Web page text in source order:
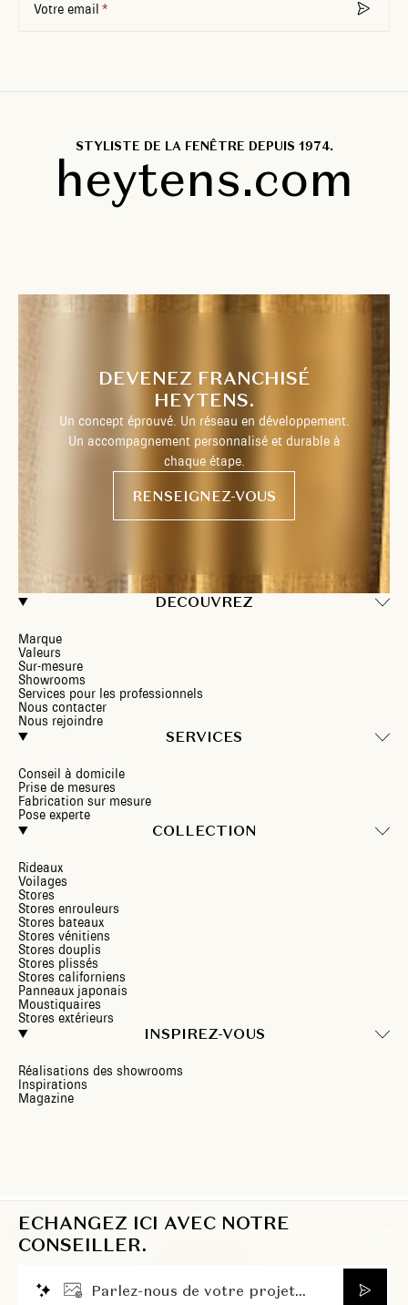
ECHANGEZ ICI AVEC NOTRE
CONSEILLER.
Parlez-nous de votre projet...
Votre email
STYLISTE DE LA FENÊTRE DEPUIS 1974.
heytens.com
DECOUVREZ
Marque
Valeurs
Sur-mesure
Showrooms
Services pour les professionnels
Nous contacter
Nous rejoindre
SERVICES
Conseil à domicile
Prise de mesures
Fabrication sur mesure
Pose experte
COLLECTION
Rideaux
Voilages
Stores
Stores enrouleurs
Stores bateaux
Stores vénitiens
Stores douplis
Stores plissés
Stores californiens
Panneaux japonais
Moustiquaires
Stores extérieurs
INSPIREZ-VOUS
Réalisations des showrooms
Inspirations
Magazine
DEVENEZ FRANCHISÉ
HEYTENS.
Un concept éprouvé. Un réseau en développement.
Un accompagnement personnalisé et durable à
chaque étape.
RENSEIGNEZ-VOUS
FR